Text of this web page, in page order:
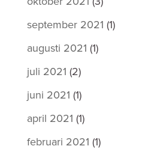
september 2021 (1)
augusti 2021 (1)
juli 2021 (2)
juni 2021 (1)
april 2021 (1)
februari 2021 (1)